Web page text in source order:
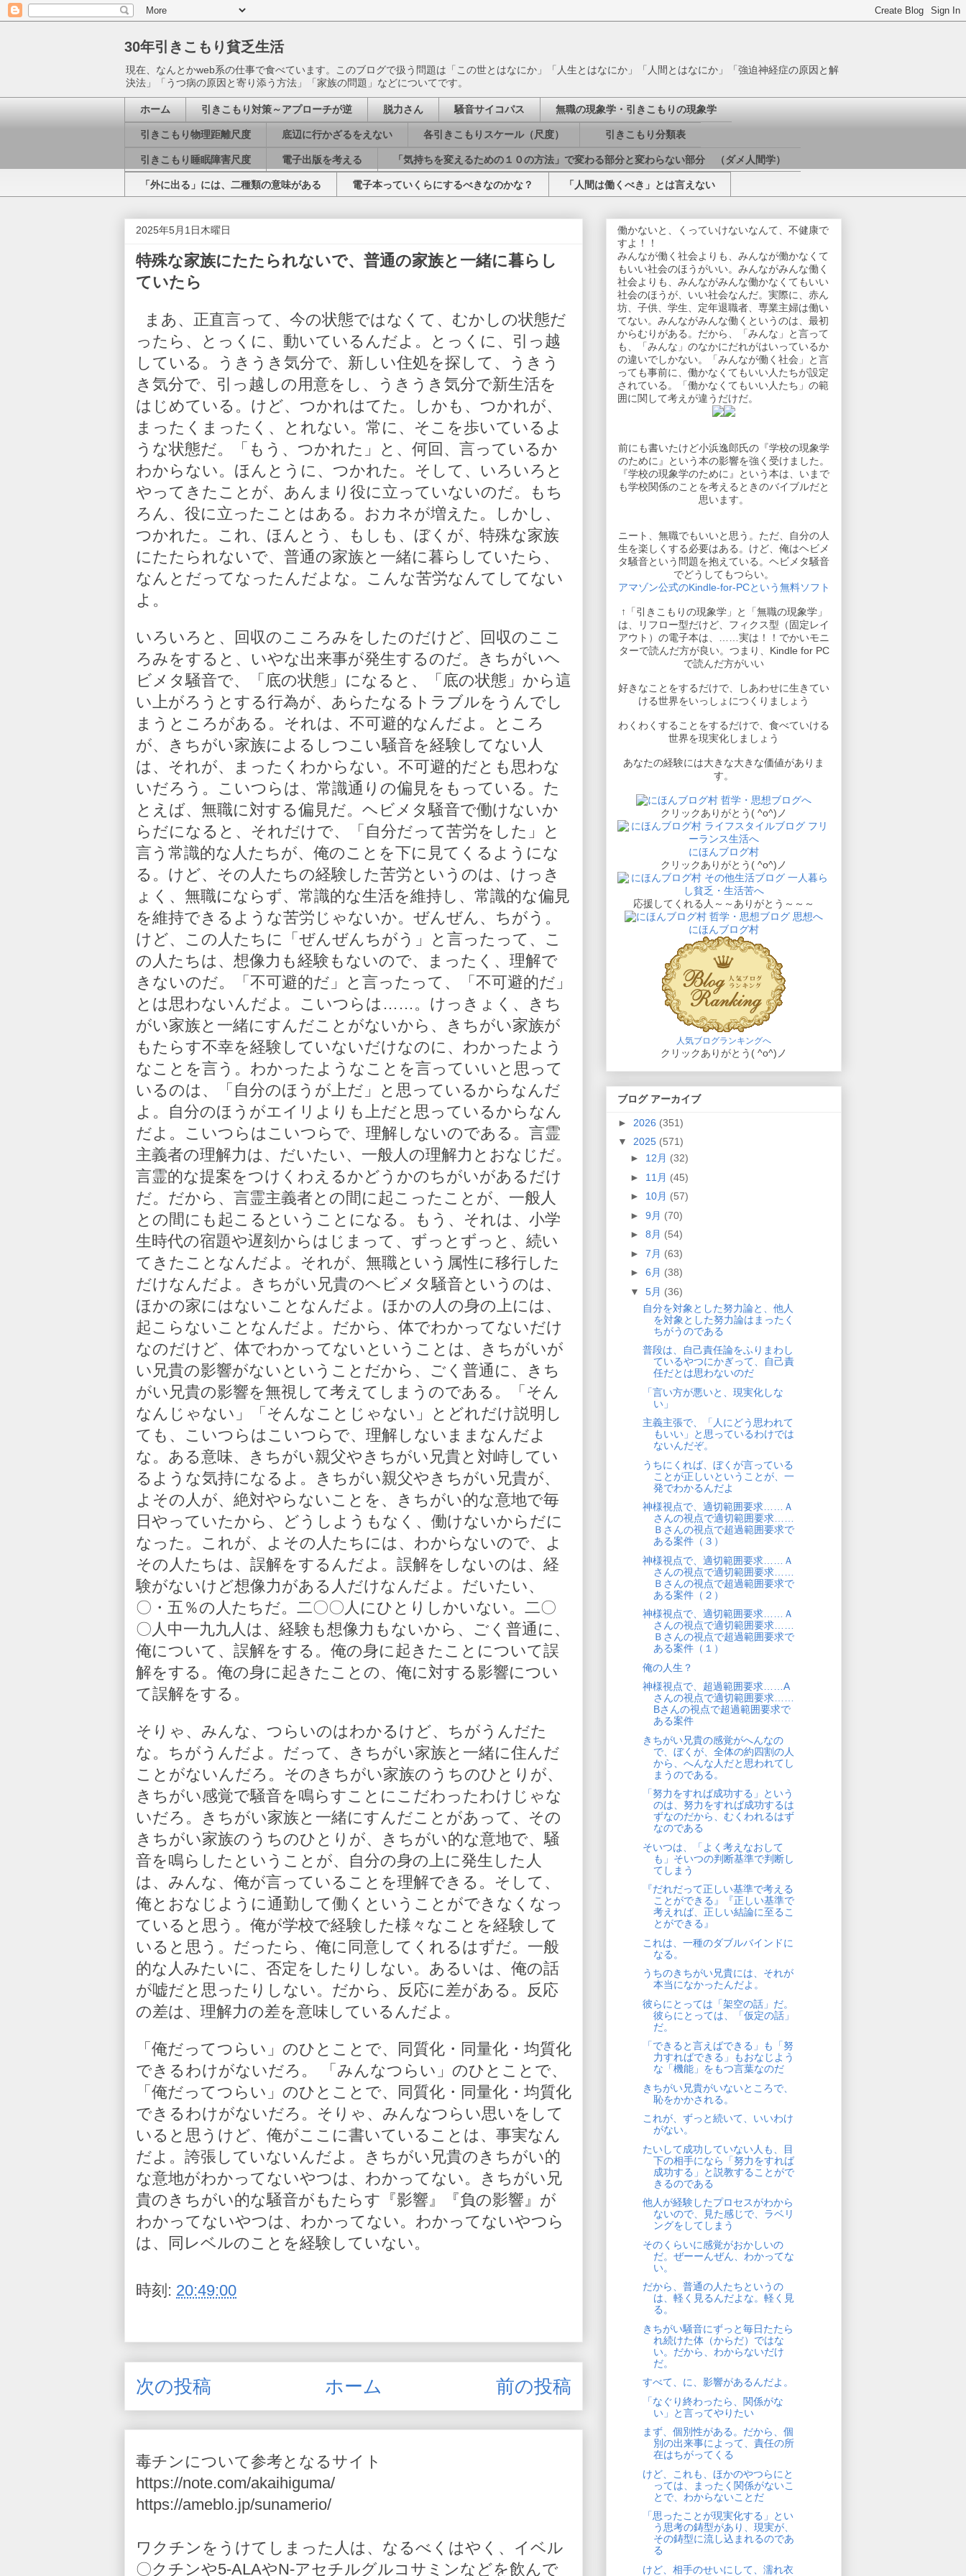
30年引きこもり貧乏生活
現在、なんとかweb系の仕事で食べています。このブログで扱う問題は「この世とはなにか」「人生とはなにか」「人間とはなにか」「強迫神経症の原因と解
決法」「うつ病の原因と寄り添う方法」「家族の問題」などについてです。
ホーム 引きこもり対策～アプローチが逆 脱力さん 騒音サイコパス 無職の現象学・引きこもりの現象学
引きこもり物理距離尺度 底辺に行かざるをえない 各引きこもりスケール（尺度） 引きこもり分類表
引きこもり睡眠障害尺度 電子出版を考える 「気持ちを変えるための１０の方法」で変わる部分と変わらない部分 （ダメ人間学）
「外に出る」には、二種類の意味がある 電子本っていくらにするべきなのかな？ 「人間は働くべき」とは言えない
2025年5月1日木曜日
特殊な家族にたたられないで、普通の家族と一緒に暮らし
ていたら
まあ、正直言って、今の状態ではなくて、むかしの状態だ
ったら、とっくに、動いているんだよ。とっくに、引っ越
している。うきうき気分で、新しい住処を探して、うきう
き気分で、引っ越しの用意をし、うきうき気分で新生活を
はじめている。けど、つかれはてた。しかも、つかれが、
まったくまったく、とれない。常に、そこを歩いているよ
うな状態だ。「もう、つかれた」と、何回、言っているか
わからない。ほんとうに、つかれた。そして、いろいろと
やってきたことが、あんまり役に立っていないのだ。もち
ろん、役に立ったことはある。おカネが増えた。しかし、
つかれた。これ、ほんとう、もしも、ぼくが、特殊な家族
にたたられないで、普通の家族と一緒に暮らしていたら、
なんとだってなったんだよな。こんな苦労なんてしてない
よ。
いろいろと、回収のこころみをしたのだけど、回収のここ
ろみをすると、いやな出来事が発生するのだ。きちがいヘ
ビメタ騒音で、「底の状態」になると、「底の状態」から這
い上がろうとする行為が、あらたなるトラブルをうんでし
まうところがある。それは、不可避的なんだよ。ところ
が、きちがい家族によるしつこい騒音を経験してない人
は、それが、まったくわからない。不可避的だとも思わな
いだろう。こいつらは、常識通りの偏見をもっている。た
とえば、無職に対する偏見だ。ヘビメタ騒音で働けないか
らだになると、それだけで、「自分だって苦労をした」と
言う常識的な人たちが、俺のことを下に見てくるようにな
る。けど、その人たちの経験した苦労というのは、けっき
ょく、無職にならず、常識的な生活を維持し、常識的な偏見
を維持できるような苦労じゃないか。ぜんぜん、ちがう。
けど、この人たちに「ぜんぜんちがう」と言ったって、こ
の人たちは、想像力も経験もないので、まったく、理解で
きないのだ。「不可避的だ」と言ったって、「不可避的だ」
とは思わないんだよ。こいつらは……。けっきょく、きち
がい家族と一緒にすんだことがないから、きちがい家族が
もたらす不幸を経験していないだけなのに、わかったよう
なことを言う。わかったようなことを言っていいと思って
いるのは、「自分のほうが上だ」と思っているからなんだ
よ。自分のほうがエイリよりも上だと思っているからなん
だよ。こいつらはこいつらで、理解しないのである。言霊
主義者の理解力は、だいたい、一般人の理解力とおなじだ。
言霊的な提案をつけくわえるかどうかのちがいがあるだけ
だ。だから、言霊主義者との間に起こったことが、一般人
との間にも起こるということになる。もう、それは、小学
生時代の宿題や遅刻からはじまって、ずっとずっと、続い
てきたことなんだよ。それが、無職という属性に移行した
だけなんだよ。きちがい兄貴のヘビメタ騒音というのは、
ほかの家にはないことなんだよ。ほかの人の身の上には、
起こらないことなんだよ。だから、体でわかってないだけ
なのだけど、体でわかってないということは、きちがいが
い兄貴の影響がないということだから、ごく普通に、きち
がい兄貴の影響を無視して考えてしまうのである。「そん
なんじゃない」「そんなことじゃない」とどれだけ説明し
ても、こいつらはこいつらで、理解しないままなんだよ
な。ある意味、きちがい親父やきちがい兄貴と対峙してい
るような気持になるよ。きちがい親父やきちがい兄貴が、
よその人が、絶対やらないことを、きちがい的な意地で毎
日やっていたから、どうしようもなく、働けないからだに
なった。これが、よその人たちには、わからないので、よ
その人たちは、誤解をするんだよ。誤解をしないのは、経
験がないけど想像力がある人だけなんだよ。だいたい、
〇・五％の人たちだ。二〇〇人にひとりしかいない。二〇
〇人中一九九人は、経験も想像力もないから、ごく普通に、
俺について、誤解をする。俺の身に起きたことについて誤
解をする。俺の身に起きたことの、俺に対する影響につい
て誤解をする。
そりゃ、みんな、つらいのはわかるけど、ちがうんだた
な。ちがうんだよ。だって、きちがい家族と一緒に住んだ
ことがないんだろ。そのきちがい家族のうちのひとりが、
きちがい感覚で騒音を鳴らすことにこだわったわけじゃな
いだろ。きちがい家族と一緒にすんだことがあって、その
きちがい家族のうちのひとりが、きちがい的な意地で、騒
音を鳴らしたということが、自分の身の上に発生した人
は、みんな、俺が言っていることを理解できる。そして、
俺とおなじように通勤して働くということができなくなっ
ていると思う。俺が学校で経験した様々なことを経験して
いると思う。だったら、俺に同意してくれるはずだ。一般
的な人みたいに、否定をしたりしない。あるいは、俺の話
が嘘だと思ったりしない。だから、反応に差がある。反応
の差は、理解力の差を意味しているんだよ。
「俺だってつらい」のひとことで、同質化・同量化・均質化
できるわけがないだろ。 「みんなつらい」のひとことで、
「俺だってつらい」のひとことで、同質化・同量化・均質化
できるわけがないだろ。そりゃ、みんなつらい思いをして
いると思うけど、俺がここに書いていることは、事実なん
だよ。誇張していないんだよ。きちがい兄貴のきちがい的
な意地がわかってないやつは、わかってない。きちがい兄
貴のきちがい的な騒音がもたらす『影響』『負の影響』が
わかってないやつは、わかってない。わかってないやつら
は、同レベルのことを経験していない。
時刻: 20:49:00
次の投稿 前の投稿
ホーム
毒チンについて参考となるサイト
https://note.com/akaihiguma/
https://ameblo.jp/sunamerio/
ワクチンをうけてしまった人は、なるべくはやく、イベル
〇クチンや5-ALAやN-アセチルグルコサミンなどを飲んで
働かないと、くっていけないなんて、不健康で
すよ！！
みんなが働く社会よりも、みんなが働かなくて
もいい社会のほうがいい。みんながみんな働く
社会よりも、みんながみんな働かなくてもいい
社会のほうが、いい社会なんだ。実際に、赤ん
坊、子供、学生、定年退職者、専業主婦は働い
てない。みんながみんな働くというのは、最初
からむりがある。だから、「みんな」と言って
も、「みんな」のなかにだれがはいっているか
の違いでしかない。「みんなが働く社会」と言
っても事前に、働かなくてもいい人たちが設定
されている。「働かなくてもいい人たち」の範
囲に関して考えが違うだけだ。
前にも書いたけど小浜逸郎氏の『学校の現象学
のために』という本の影響を強く受けました。
『学校の現象学のために』という本は、いまで
も学校関係のことを考えるときのバイブルだと
思います。
ニート、無職でもいいと思う。ただ、自分の人
生を楽しくする必要はある。けど、俺はヘビメ
タ騒音という問題を抱えている。ヘビメタ騒音
でどうしてもつらい。
アマゾン公式のKindle-for-PCという無料ソフト
↑「引きこもりの現象学」と「無職の現象学」
は、リフロー型だけど、フィクス型（固定レイ
アウト）の電子本は、……実は！！でかいモニ
ターで読んだ方が良い。つまり、Kindle for PC
で読んだ方がいい
好きなことをするだけで、しあわせに生きてい
ける世界をいっしょにつくりましょう
わくわくすることをするだけで、食べていける
世界を現実化しましょう
あなたの経験には大きな大きな価値がありま
す。
クリックありがとう( ^o^)ノ
にほんブログ村
クリックありがとう( ^o^)ノ
応援してくれる人～～ありがとう～～～
にほんブログ村
人気ブログランキングへ
クリックありがとう( ^o^)ノ
ブログ アーカイブ
► 2026 (351)
▼ 2025 (571)
► 12月 (32)
► 11月 (45)
► 10月 (57)
► 9月 (70)
► 8月 (54)
► 7月 (63)
► 6月 (38)
▼ 5月 (36)
自分を対象とした努力論と、他人
を対象とした努力論はまったく
ちがうのである
普段は、自己責任論をふりまわし
ているやつにかぎって、自己責
任だとは思わないのだ
「言い方が悪いと、現実化しな
い」
主義主張で、「人にどう思われて
もいい」と思っているわけでは
ないんだぞ。
うちにくれば、ぼくが言っている
ことが正しいということが、一
発でわかるんだよ
神様視点で、適切範囲要求……Ａ
さんの視点で適切範囲要求……
Ｂさんの視点で超過範囲要求で
ある案件（３）
神様視点で、適切範囲要求……Ａ
さんの視点で適切範囲要求……
Ｂさんの視点で超過範囲要求で
ある案件（２）
神様視点で、適切範囲要求……Ａ
さんの視点で適切範囲要求……
Ｂさんの視点で超過範囲要求で
ある案件（１）
俺の人生？
神様視点で、超過範囲要求……A
さんの視点で適切範囲要求……
Bさんの視点で超過範囲要求で
ある案件
きちがい兄貴の感覚がへんなの
で、ぼくが、全体の約四割の人
から、へんな人だと思われてし
まうのである。
「努力をすれば成功する」という
のは、努力をすれば成功するは
ずなのだから、むくわれるはず
なのである
そいつは、「よく考えなおして
も」そいつの判断基準で判断し
てしまう
『だれだって正しい基準で考える
ことができる』『正しい基準で
考えれば、正しい結論に至るこ
とができる』
これは、一種のダブルバインドに
なる。
うちのきちがい兄貴には、それが
本当になかったんだよ。
彼らにとっては「架空の話」だ。
彼らにとっては、「仮定の話」
だ。
「できると言えばできる」も「努
力すればできる」もおなじよう
な「機能」をもつ言葉なのだ
きちがい兄貴がいないところで、
恥をかかされる。
これが、ずっと続いて、いいわけ
がない。
たいして成功していない人も、目
下の相手になら「努力をすれば
成功する」と説教することがで
きるのである
他人が経験したプロセスがわから
ないので、見た感じで、ラベリ
ングをしてしまう
そのくらいに感覚がおかしいの
だ。ぜーーんぜん、わかってな
い。
だから、普通の人たちというの
は、軽く見るんだよな。軽く見
る。
きちがい騒音にずっと毎日たたら
れ続けた体（からだ）ではな
い。だから、わからないだけ
だ。
すべて、に、影響があるんだよ。
「なぐり終わったら、関係がな
い」と言ってやりたい
まず、個別性がある。だから、個
別の出来事によって、責任の所
在はちがってくる
けど、これも、ほかのやつらにと
っては、まったく関係がないこ
とで、わからないことだ
「思ったことが現実化する」とい
う思考の鋳型があり、現実が、
その鋳型に流し込まれるのであ
る
けど、相手のせいにして、濡れ衣